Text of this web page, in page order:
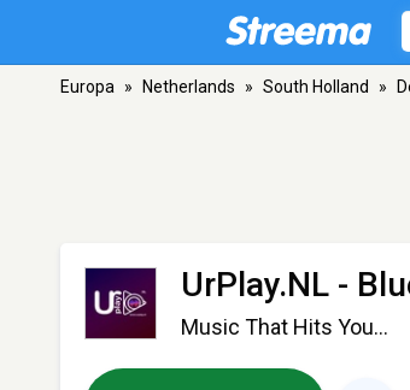
Europa » Netherlands » South Holland »
UrPlay.NL -
Music That Hits You...